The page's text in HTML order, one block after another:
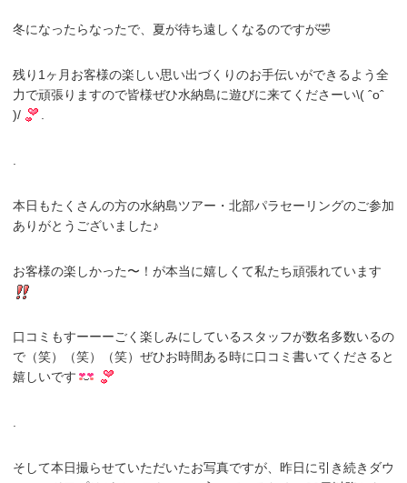
冬になったらなったで、夏が待ち遠しくなるのですが🤣
残り1ヶ月お客様の楽しい思い出づくりのお手伝いができるよう全
力で頑張りますので皆様ぜひ水納島に遊びに来てくださーい\( ˆoˆ
)/
本日もたくさんの方の水納島ツアー・北部パラセーリングのご参加
ありがとうございました♪
お客様の楽しかった〜！が本当に嬉しくて私たち頑張れています
口コミもすーーーごく楽しみにしているスタッフが数名多数いるの
で（笑）（笑）（笑）ぜひお時間ある時に口コミ書いてくださると
嬉しいです
そして本日撮らせていただいたお写真ですが、昨日に引き続きダウ